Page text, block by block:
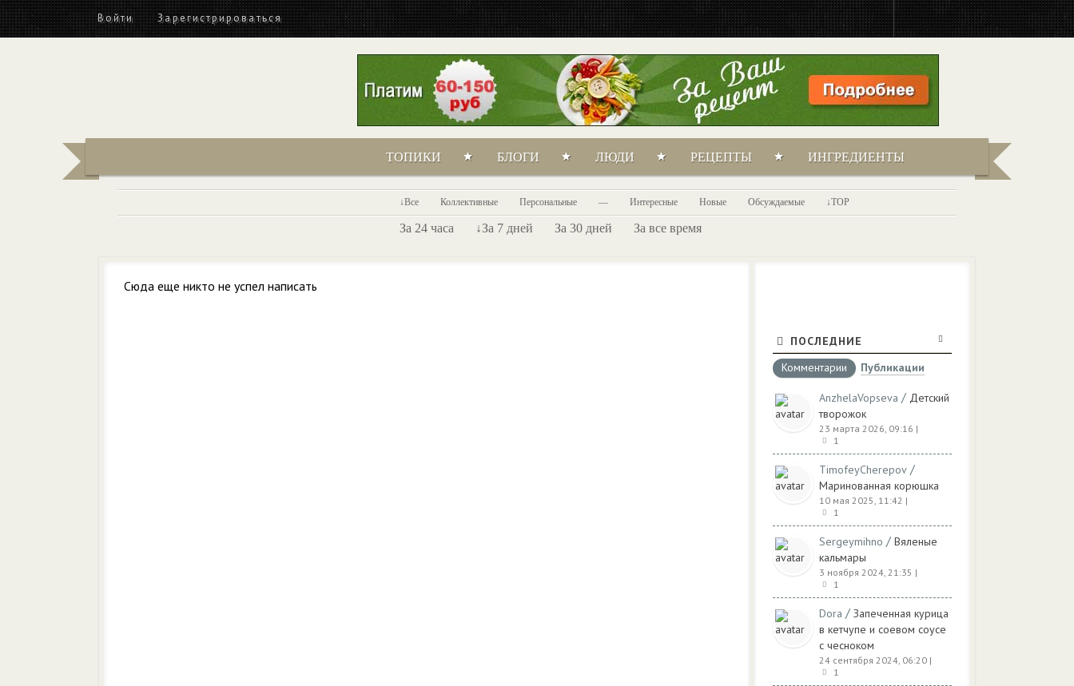
Войти Зарегистрироваться
ТОПИКИ БЛОГИ ЛЮДИ РЕЦЕПТЫ ИНГРЕДИЕНТЫ
Все Коллективные Персональные — Интересные Новые Обсуждаемые TOP
За 24 часа За 7 дней За 30 дней За все время
Сюда еще никто не успел написать
ПОСЛЕДНИЕ
Комментарии
Публикации
AnzhelaVopseva / Детский
творожок
23 марта 2026, 09:16 |
1
TimofeyCherepov /
Маринованная корюшка
10 мая 2025, 11:42 |
1
Sergeymihno / Вяленые
кальмары
3 ноября 2024, 21:35 |
1
Dora / Запеченная курица
в кетчупе и соевом соусе
с чесноком
24 сентября 2024, 06:20 |
1